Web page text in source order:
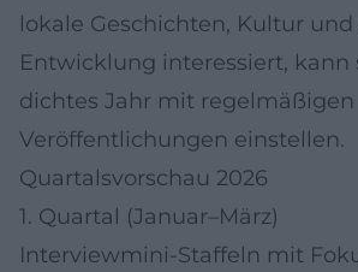
lokale Geschichten, Kultur
Entwicklung interessiert, kann
dichtes Jahr mit regelmäßigen
Veröffentlichungen einstellen.
Quartalsvorschau 2026
1. Quartal (Januar–März)
Interviewmini-Staffeln mit